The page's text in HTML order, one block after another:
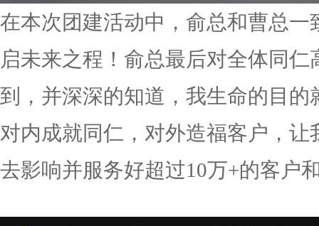
在本次团建活动中，俞总和曹总
启未来之程！俞总最后对全体同
到，并深深的知道，我生命的目
对内成就同仁，对外造福客户，
去影响并服务好超过10万+的客户